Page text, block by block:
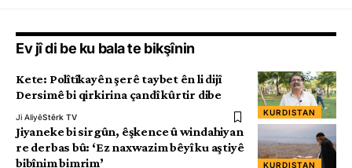
Ev jî di be ku bala te bikşînin
KURDISTAN
Kete: Polîtîkayên şerê taybet ên li dijî
Dersimê bi qirkirina çandî kûrtir dibe
Ji AliyêStêrk TV
KURDISTAN
Jiyaneke bi sirgûn, êşkence û windahiyan
re derbas bû: ‘Ez naxwazim bêyî ku aştiyê
bibînim bimrim’